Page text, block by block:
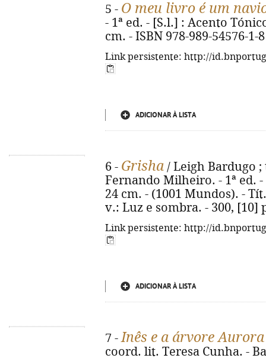
5 - O meu livro é um
- 1ª ed. - [S.l.] : Acento
cm. - ISBN 978-989-54576-1-8
Link persistente: http://
ADICIONAR À LISTA
6 - Grisha / Leigh Bardugo
Fernando Milheiro. - 1ª ed.
24 cm. - (1001 Mundos). -
v.: Luz e sombra. - 300, [10]
Link persistente: http://
ADICIONAR À LISTA
7 -Inês e a árvore Aurora
coord. lit. Teresa Cunha. -